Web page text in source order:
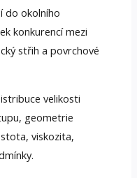
do okolního
konkurencí mezi
střih a povrchové
velikosti
geometrie
viskozita,